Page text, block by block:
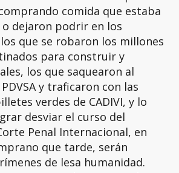
comida que estaba
dejaron podrir en los
que se robaron los millones
para construir y
los que saquearon al
y traficaron con las
verdes de CADIVI, y lo
desviar el curso del
Penal Internacional, en
que tarde, serán
de lesa humanidad.